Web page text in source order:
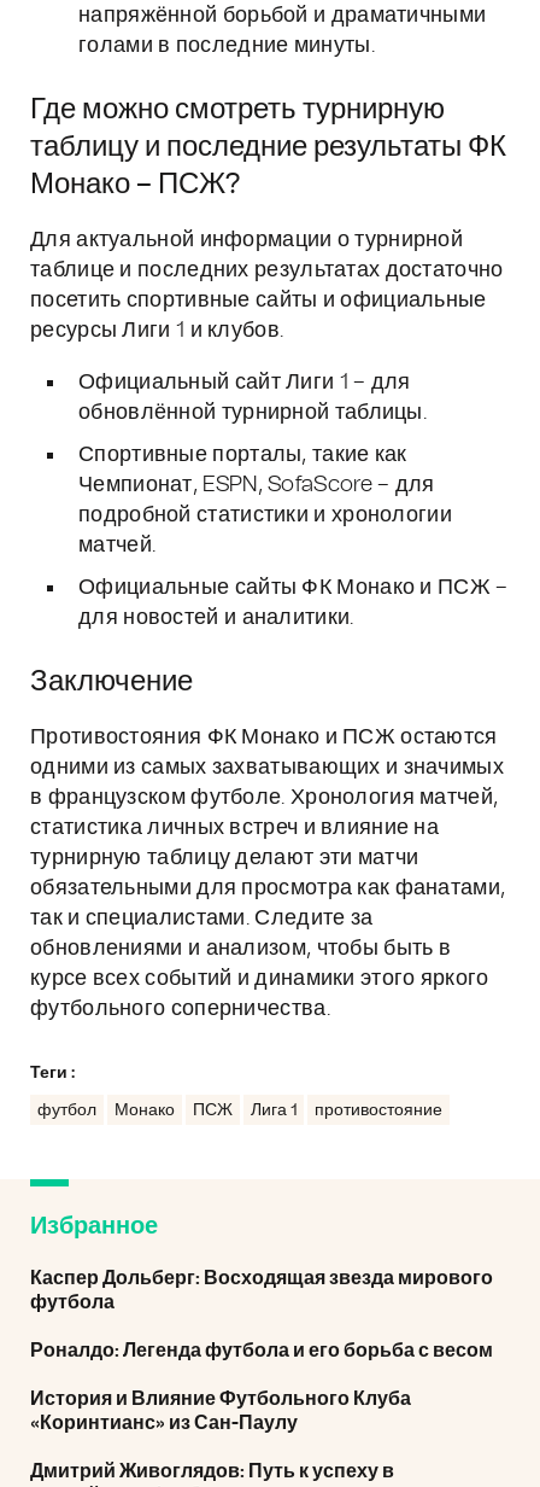
напряжённой борьбой и драматичными
голами в последние минуты.
Где можно смотреть турнирную
таблицу и последние результаты ФК
Монако – ПСЖ?
Для актуальной информации о турнирной
таблице и последних результатах достаточно
посетить спортивные сайты и официальные
ресурсы Лиги 1 и клубов.
Официальный сайт Лиги 1 – для
обновлённой турнирной таблицы.
Спортивные порталы, такие как
Чемпионат, ESPN, SofaScore – для
подробной статистики и хронологии
матчей.
Официальные сайты ФК Монако и ПСЖ –
для новостей и аналитики.
Заключение
Противостояния ФК Монако и ПСЖ остаются
одними из самых захватывающих и значимых
в французском футболе. Хронология матчей,
статистика личных встреч и влияние на
турнирную таблицу делают эти матчи
обязательными для просмотра как фанатами,
так и специалистами. Следите за
обновлениями и анализом, чтобы быть в
курсе всех событий и динамики этого яркого
футбольного соперничества.
Теги :
футбол Монако ПСЖ Лига 1 противостояние
Избранное
Каспер Дольберг: Восходящая звезда мирового
футбола
Роналдо: Легенда футбола и его борьба с весом
История и Влияние Футбольного Клуба
«Коринтианс» из Сан-Паулу
Дмитрий Живоглядов: Путь к успеху в